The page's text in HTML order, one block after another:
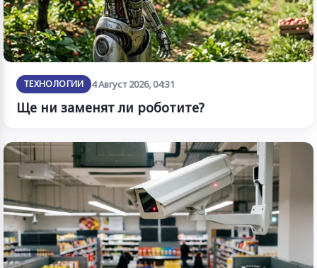
ТЕХНОЛОГИИ 4 Август 2026, 04:31
Ще ни заменят ли роботите?